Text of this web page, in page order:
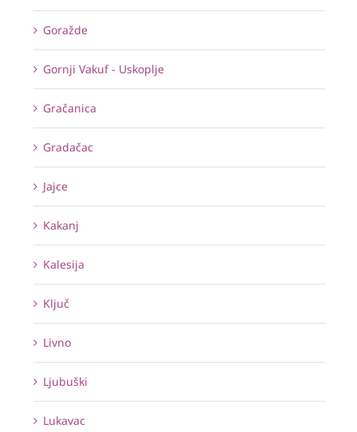
Goražde
Gornji Vakuf - Uskoplje
Gračanica
Gradačac
Jajce
Kakanj
Kalesija
Ključ
Livno
Ljubuški
Lukavac